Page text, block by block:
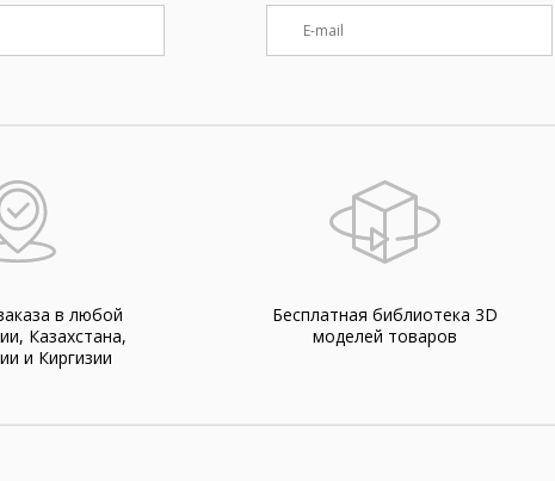
в любой
Казахстана,
и Киргизии
Бесплатная библиотека 3D
моделей товаров